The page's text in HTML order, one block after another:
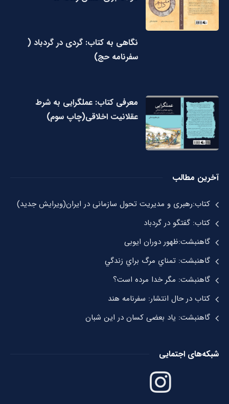
نگاهی به کتاب: گردی در گردباد (
سفرنامه حج)
معرفی کتاب: عملگرایی به شرط
عقلانیت اخلاقی(چاپ سوم)
آخرین مطالب
کتاب:رهبری و مدیریت تحول سازمانی در ایران(ویرایش جدید)
کتاب: گفتگو در گردباد
گاهنبشت:ظهور دوران ايوبی
گاهنبشت: تمناي مرگ براي زندگي
گاهنبشت: مگر خدا مرده است؟
کتاب در حال انتشار: سفرنامه هند
گاهنبشت: یاد بعضی کسان در این شبان
شبکه‌های اجتمایی